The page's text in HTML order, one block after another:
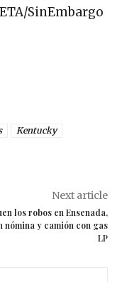
SinEmbargo
Kentucky
Next article
los robos en Ensenada,
nómina y camión con gas
LP